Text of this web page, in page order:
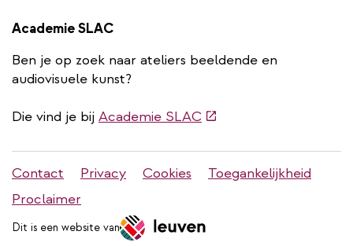
Academie SLAC
Ben je op zoek naar ateliers beeldende en
audiovisuele kunst?
Die vind je bij Academie SLAC(externe
Stadleuven
footer
menu
Contact Privacy Cookies
Toegankelijkheid
Proclaimer
Dit is een website van